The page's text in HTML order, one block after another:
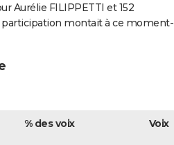
Aurélie FILIPPETTI et 152
participation montait à ce moment-
% des voix Voix